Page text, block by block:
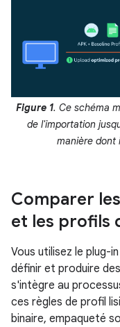
Figure 1. Ce schéma
de l'importation
manière dont
Comparer
et les profils
Vous utilisez le plug-
définir et produire
s'intègre au
ces règles de profil
binaire, empaqueté